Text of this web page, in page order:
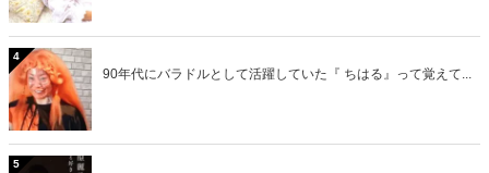
4
90年代にバラドルとして活躍していた『 ちはる』って覚えて...
5